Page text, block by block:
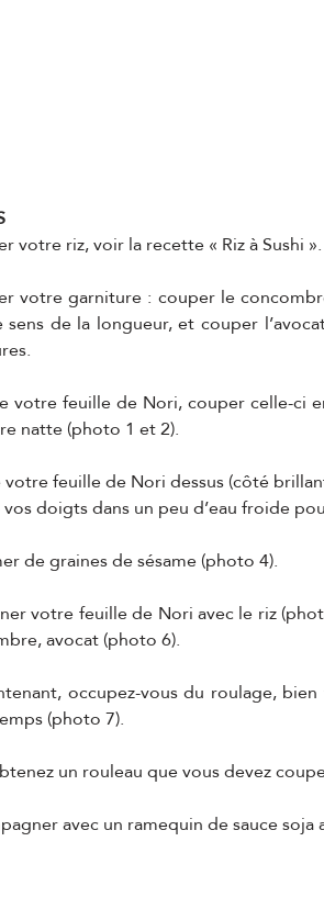
votre riz, voir la recette « Riz à Sushi ».
votre garniture : couper le
sens de la longueur, et couper
votre feuille de Nori, couper celle-ci
natte (photo 1 et 2).
feuille de Nori dessus (côté
doigts dans un peu d’eau froide
de graines de sésame (photo 4).
votre feuille de Nori avec le riz
avocat (photo 6).
occupez-vous du roulage,
(photo 7).
un rouleau que vous devez
avec un ramequin de sauce